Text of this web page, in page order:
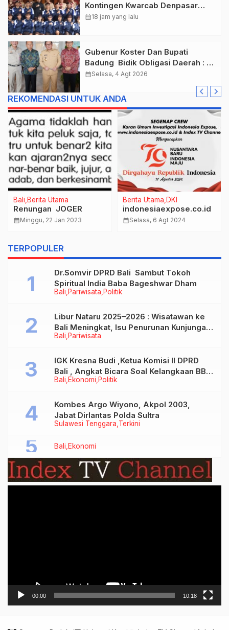
Kontingen Kwarcab Denpasar
Menuju Jambore Nasional XII
calendar_month18 jam yang lalu
Gubenur Koster Dan Bupati
Badung Bidik Obligasi Daerah :
Gaspol Bangun Infrastruktur
calendar_monthSelasa, 4 Agt 2026
REKOMENDASI UNTUK ANDA
Bali Berita Utama
Renungan JOGER
calendar_monthMinggu, 22 Jan 2023
Berita Utama DKI
indonesiaexpose.co.id
calendar_monthSelasa, 6 Agt 2024
TERPOPULER
Bali Pariwisata Politik
Dr.Somvir DPRD Bali Sambut Tokoh
Spiritual India Baba Bageshwar Dham
Bali Pariwisata
Libur Nataru 2025–2026 : Wisatawan ke
Bali Meningkat, Isu Penurunan Kunjungan
Tidak Benar
Bali Ekonomi Politik
IGK Kresna Budi ,Ketua Komisi II DPRD
Bali , Angkat Bicara Soal Kelangkaan BBM
Bersubsidi Jenis Solar
Sulawesi Tenggara Terkini
Kombes Argo Wiyono, Akpol 2003,
Jabat Dirlantas Polda Sultra
Bali Ekonomi
00:00 10:18